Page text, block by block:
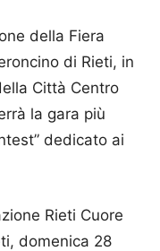
della Fiera
di Rieti, in
Città Centro
la gara più
dedicato ai
Rieti Cuore
domenica 28